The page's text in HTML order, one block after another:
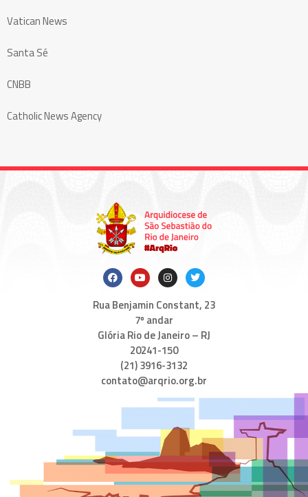
Vatican News
Santa Sé
CNBB
Catholic News Agency
Rua Benjamin Constant, 23
7º andar
Glória Rio de Janeiro – RJ
20241-150
(21) 3916-3132
contato@arqrio.org.br